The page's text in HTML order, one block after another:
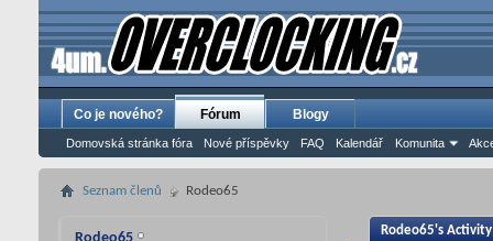
Co je nového? Fórum
Domovská stránka fóra Nové příspěvky FAQ Kalendář Komunita
Blogy
Seznam členů Rodeo65
Rodeo65's Activity